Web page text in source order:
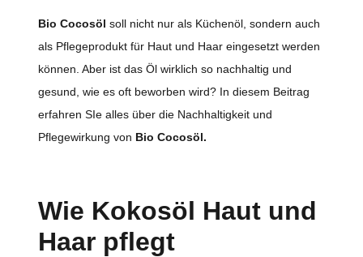
Bio Cocosöl soll nicht nur als Küchenöl, sondern auch
als Pflegeprodukt für Haut und Haar eingesetzt werden
können. Aber ist das Öl wirklich so nachhaltig und
gesund, wie es oft beworben wird? In diesem Beitrag
erfahren SIe alles über die Nachhaltigkeit und
Pflegewirkung von Bio Cocosöl.
Wie Kokosöl Haut und
Haar pflegt